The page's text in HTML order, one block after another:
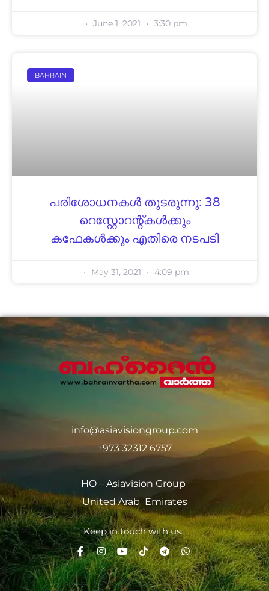
June 1, 2021 3:30 pm
BAHRAIN
പരിശോധനകൾ തുടരുന്നു: 38
റെസ്റ്റോറന്റ്കൾക്കും
കഫേകൾക്കും എതിരെ നടപടി
May 31, 2021 4:09 pm
info@asiavisiongroup.com
+973 32312 6757
HO – Asiavision Group
United Arab Emirates
Keep in touch with us.